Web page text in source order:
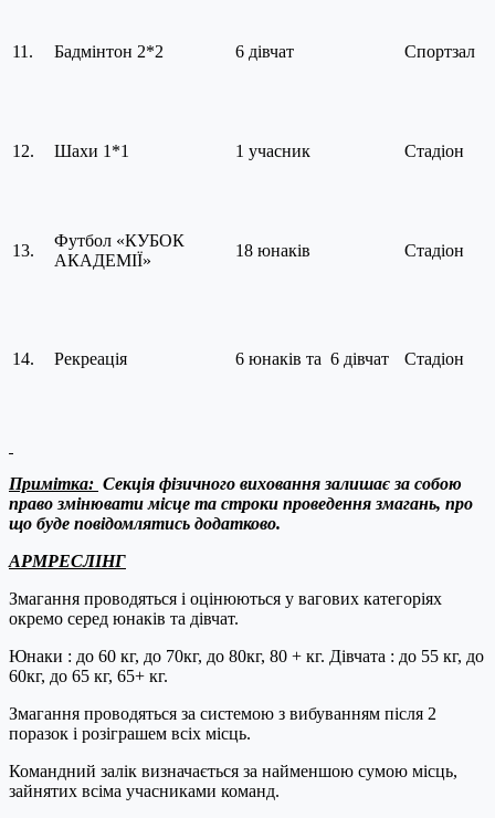
11. Бадмінтон 2*2 6 дівчат Спортзал
12. Шахи 1*1 1 учасник Стадіон
13.
Футбол «КУБОК
АКАДЕМІЇ»
18 юнаків Стадіон
14. Рекреація 6 юнаків та 6 дівчат Стадіон
Примітка: Секція фізичного виховання залишає за собою
право змінювати місце та строки проведення змагань, про
що буде повідомлятись додатково.
АРМРЕСЛІНГ
Змагання проводяться і оцінюються у вагових категоріях
окремо серед юнаків та дівчат.
Юнаки : до 60 кг, до 70кг, до 80кг, 80 + кг. Дівчата : до 55 кг, до
60кг, до 65 кг, 65+ кг.
Змагання проводяться за системою з вибуванням після 2
поразок і розіграшем всіх місць.
Командний залік визначається за найменшою сумою місць,
зайнятих всіма учасниками команд.